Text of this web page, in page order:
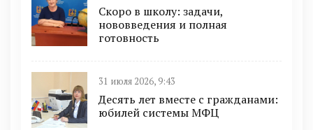
Скоро в школу: задачи,
нововведения и полная
готовность
31 июля 2026, 9:43
Десять лет вместе с гражданами:
юбилей системы МФЦ